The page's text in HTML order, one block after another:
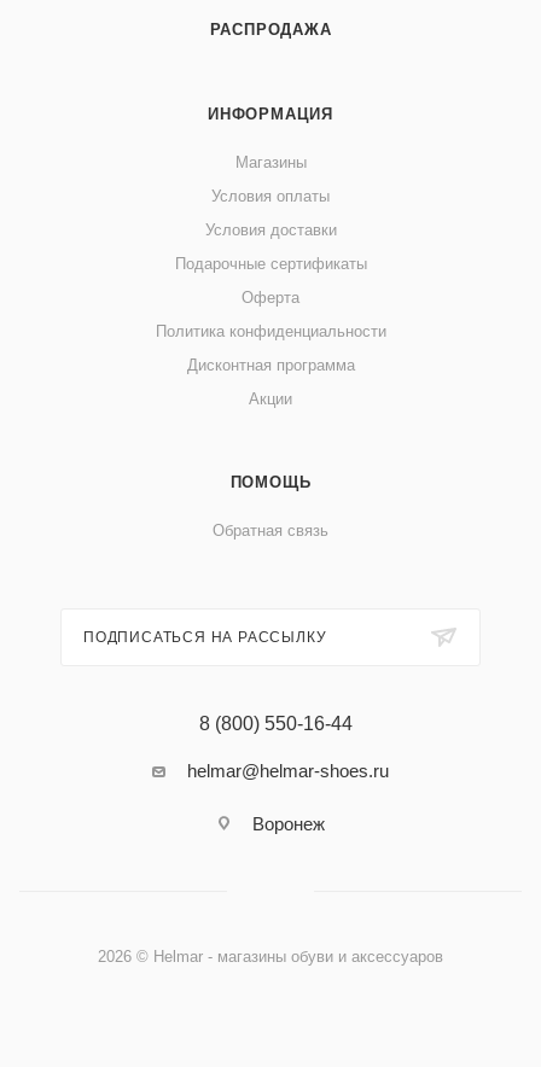
РАСПРОДАЖА
ИНФОРМАЦИЯ
Магазины
Условия оплаты
Условия доставки
Подарочные сертификаты
Оферта
Политика конфиденциальности
Дисконтная программа
Акции
ПОМОЩЬ
Обратная связь
ПОДПИСАТЬСЯ НА РАССЫЛКУ
8 (800) 550-16-44
helmar@helmar-shoes.ru
Воронеж
2026 © Helmar - магазины обуви и аксессуаров